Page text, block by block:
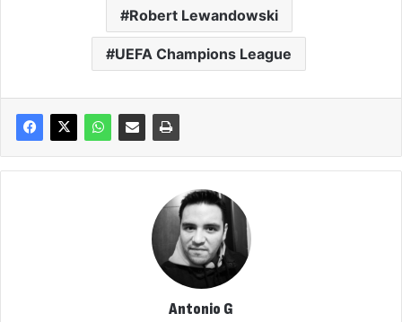
Robert Lewandowski
UEFA Champions League
Antonio G